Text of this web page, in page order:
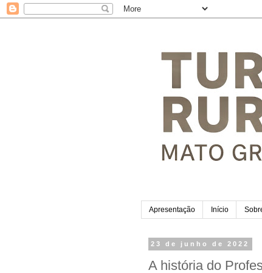
Apresentação Início
23 de junho de 2022
A história do